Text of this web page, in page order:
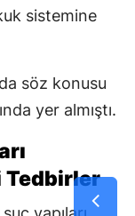
sistemine
söz konusu
yer almıştı.
Tedbirler